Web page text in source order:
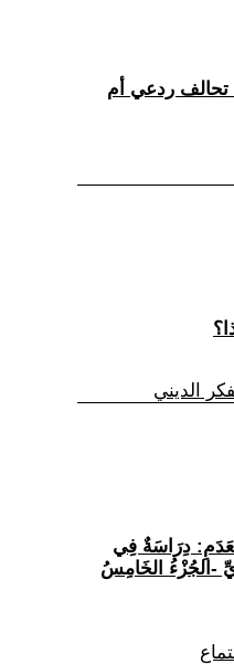
تحالف ردعي أم
الديني
دِرَاسَةٌ فِي
-الجُزْءُ الخَامِسُ